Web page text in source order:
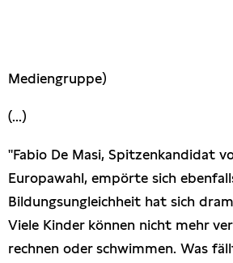
Mediengruppe)
(...)
"Fabio De Masi, Spitzenkandidat
Europawahl, empörte sich
Bildungsungleichheit hat sich
Viele Kinder können nicht mehr
rechnen oder schwimmen. Was